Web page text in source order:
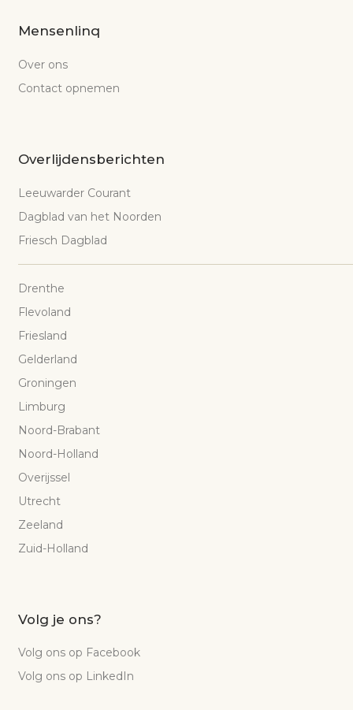
Mensenlinq
Over ons
Contact opnemen
Overlijdensberichten
Leeuwarder Courant
Dagblad van het Noorden
Friesch Dagblad
Drenthe
Flevoland
Friesland
Gelderland
Groningen
Limburg
Noord-Brabant
Noord-Holland
Overijssel
Utrecht
Zeeland
Zuid-Holland
Volg je ons?
Volg ons op Facebook
Volg ons op LinkedIn